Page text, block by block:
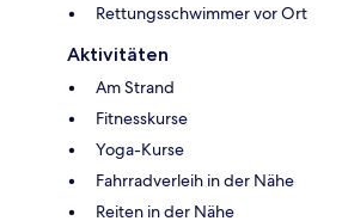
Rettungsschwimmer vor Ort
Aktivitäten
Am Strand
Fitnesskurse
Yoga-Kurse
Fahrradverleih in der Nähe
Reiten in der Nähe